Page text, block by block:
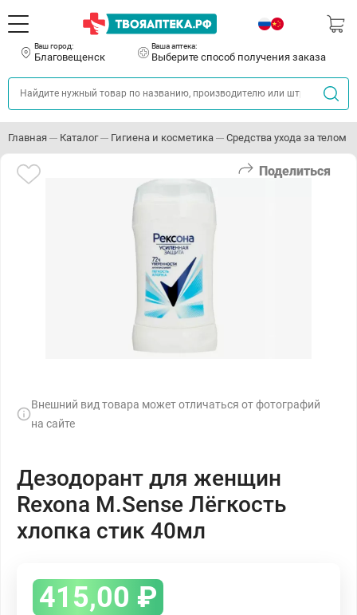
Ваш город:
Благовещенск
Ваша аптека:
Выберите способ получения заказа
Главная Каталог Гигиена и косметика Средства ухода за телом
Поделиться
Внешний вид товара может отличаться от фотографий
на сайте
Дезодорант для женщин
Rexona M.Sense Лёгкость
хлопка стик 40мл
415,00 ₽